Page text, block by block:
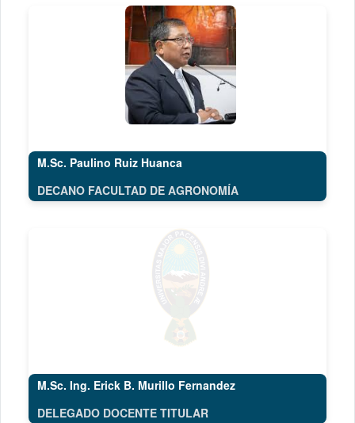
M.Sc. Paulino Ruiz Huanca
DECANO FACULTAD DE AGRONOMÍA
M.Sc. Ing. Erick B. Murillo Fernandez
DELEGADO DOCENTE TITULAR